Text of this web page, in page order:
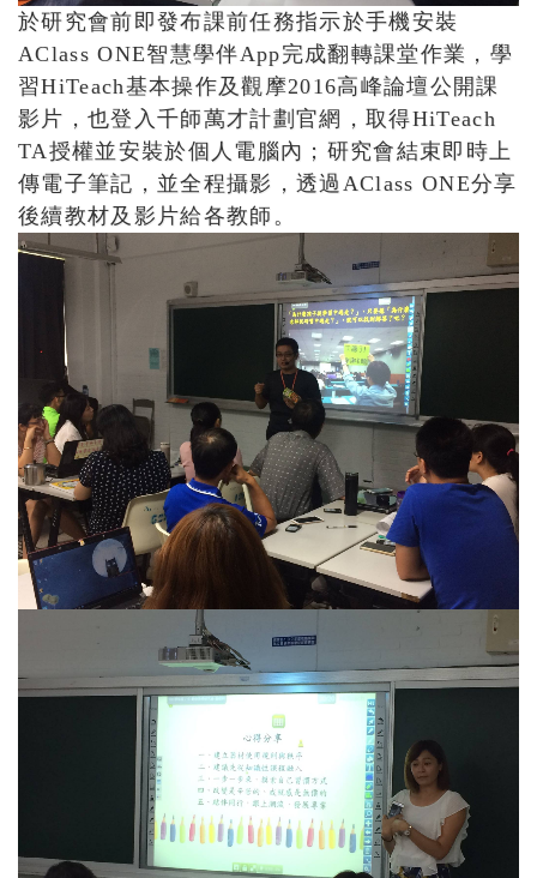
於研究會前即發布課前任務指示於手機安裝
AClass ONE智慧學伴App完成翻轉課堂作業，學
習HiTeach基本操作及觀摩2016高峰論壇公開課
影片，也登入千師萬才計劃官網，取得HiTeach
TA授權並安裝於個人電腦內；研究會結束即時上
傳電子筆記，並全程攝影，透過AClass ONE分享
後續教材及影片給各教師。